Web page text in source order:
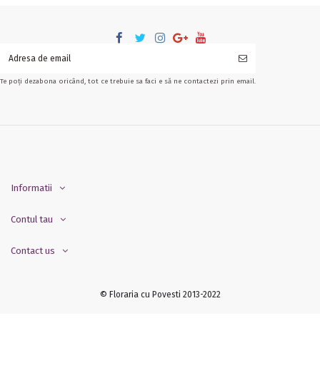
Te poți dezabona oricând, tot ce trebuie sa faci e să ne contactezi prin email.
Informatii
Contul tau
Contact us
© Floraria cu Povesti 2013-2022